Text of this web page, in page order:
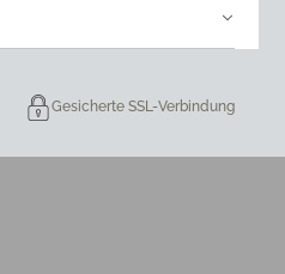
Gesicherte SSL-Verbindung